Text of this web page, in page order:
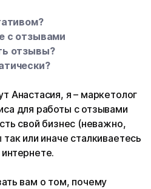
с отзывами
отзывы?
Анастасия, я – маркетолог
для работы с отзывами
свой бизнес (неважно,
или иначе сталкиваетесь
вам о том, почему